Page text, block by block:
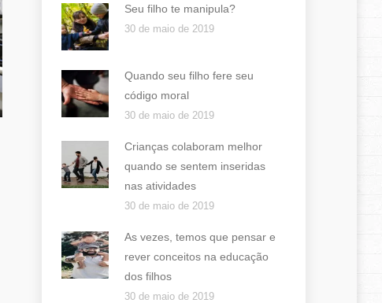
Seu filho te manipula?
30 de maio de 2019
Quando seu filho fere seu
código moral
30 de maio de 2019
Crianças colaboram melhor
quando se sentem inseridas
nas atividades
30 de maio de 2019
As vezes, temos que pensar e
rever conceitos na educação
dos filhos
30 de maio de 2019